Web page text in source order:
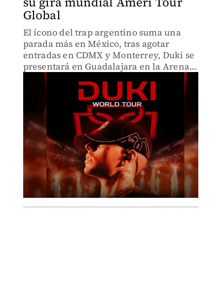
Global
El ícono del trap argentino suma una
parada más en México, tras agotar
entradas en CDMX y Monterrey, Duki se
presentará en Guadalajara en la Arena
VFG.